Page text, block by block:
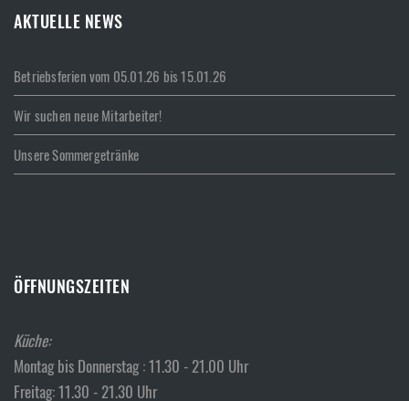
AKTUELLE NEWS
Betriebsferien vom 05.01.26 bis 15.01.26
Wir suchen neue Mitarbeiter!
Unsere Sommergetränke
ÖFFNUNGSZEITEN
Küche:
Montag bis Donnerstag : 11.30 - 21.00 Uhr
Freitag: 11.30 - 21.30 Uhr